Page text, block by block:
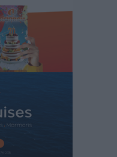
σαν ταινία
της Χαρούλας
που οδήγησαν στο
στις 21 Αυγούστου